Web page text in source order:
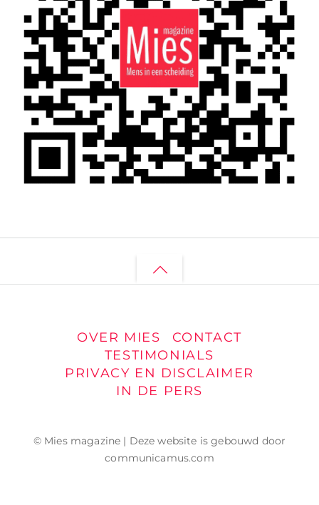
Back
OVER MIES
CONTACT
TESTIMONIALS
PRIVACY EN DISCLAIMER
IN DE PERS
© Mies magazine | Deze website is gebouwd door
communicamus.com